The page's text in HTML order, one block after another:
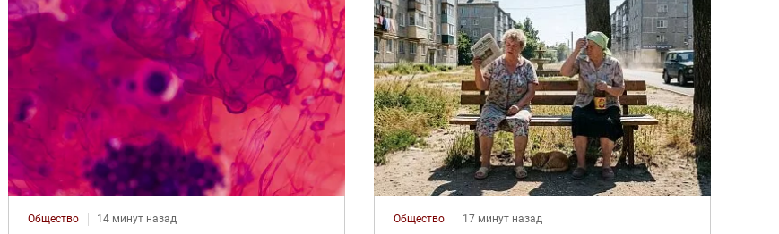
Общество 14 минут назад Общество 17 минут назад